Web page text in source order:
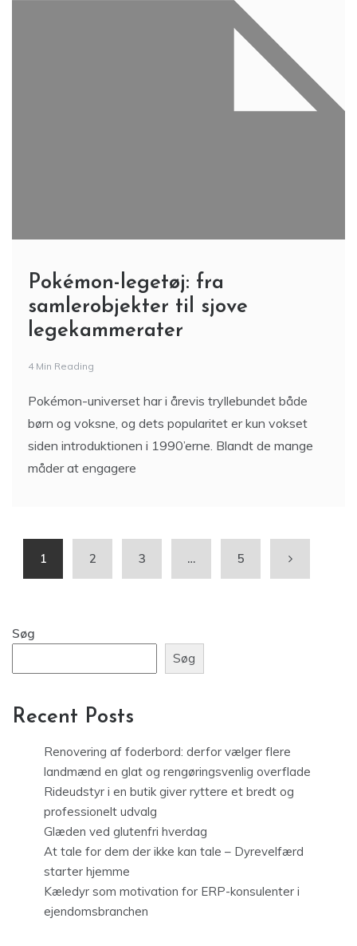
Pokémon-legetøj: fra
samlerobjekter til sjove
legekammerater
4 Min Reading
Pokémon-universet har i årevis tryllebundet både
børn og voksne, og dets popularitet er kun vokset
siden introduktionen i 1990’erne. Blandt de mange
måder at engagere
1 2 3 … 5
Søg
Søg
Recent Posts
Renovering af foderbord: derfor vælger flere
landmænd en glat og rengøringsvenlig overflade
Rideudstyr i en butik giver ryttere et bredt og
professionelt udvalg
Glæden ved glutenfri hverdag
At tale for dem der ikke kan tale – Dyrevelfærd
starter hjemme
Kæledyr som motivation for ERP-konsulenter i
ejendomsbranchen